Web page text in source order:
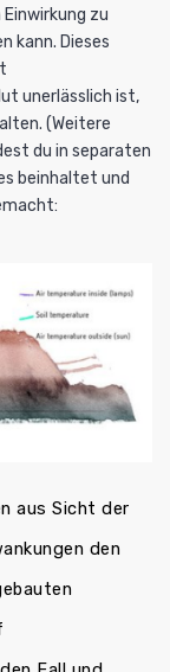
zu
kann. Dieses
unerlässlich ist,
(Weitere
du in separaten
beinhaltet und
aus Sicht der
den